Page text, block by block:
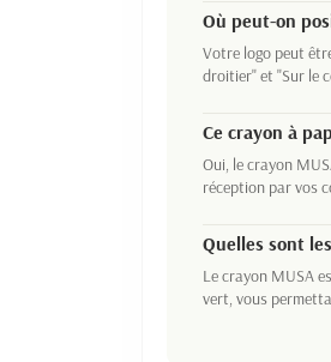
Où peut-on
Votre logo peut
droitier" et "Sur le
Ce crayon à
Oui, le crayon
réception par vos
Quelles sont
Le crayon MUSA
vert, vous